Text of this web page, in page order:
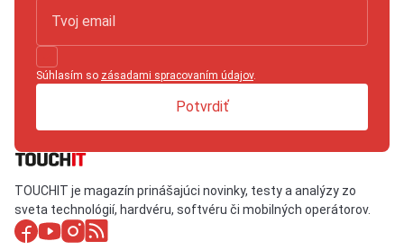
Súhlasím so zásadami spracovaním údajov.
Potvrdiť
TOUCHIT je magazín prinášajúci novinky, testy a analýzy zo
sveta technológií, hardvéru, softvéru či mobilných operátorov.